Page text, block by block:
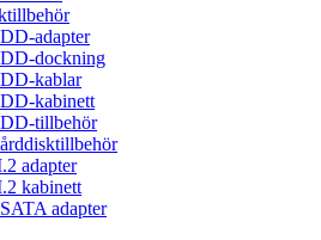
adapter
dockning
kablar
kabinett
tillbehör
adapter
kabinett
adapter